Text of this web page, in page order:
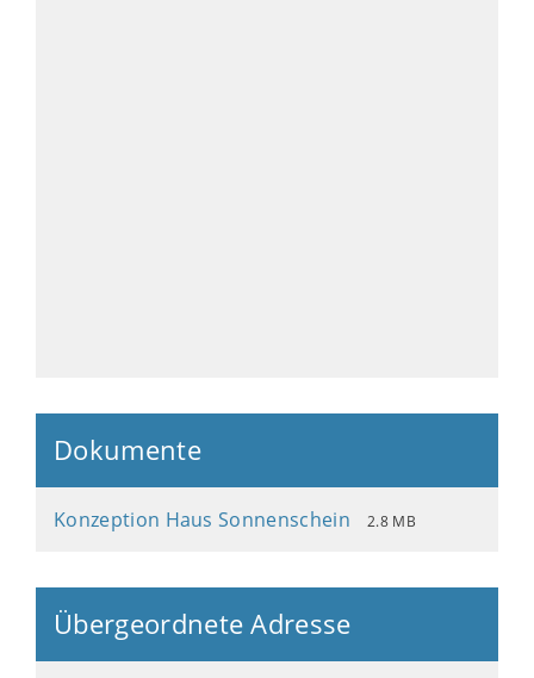
Dokumente
Konzeption Haus Sonnenschein 2.8 MB
Übergeordnete Adresse